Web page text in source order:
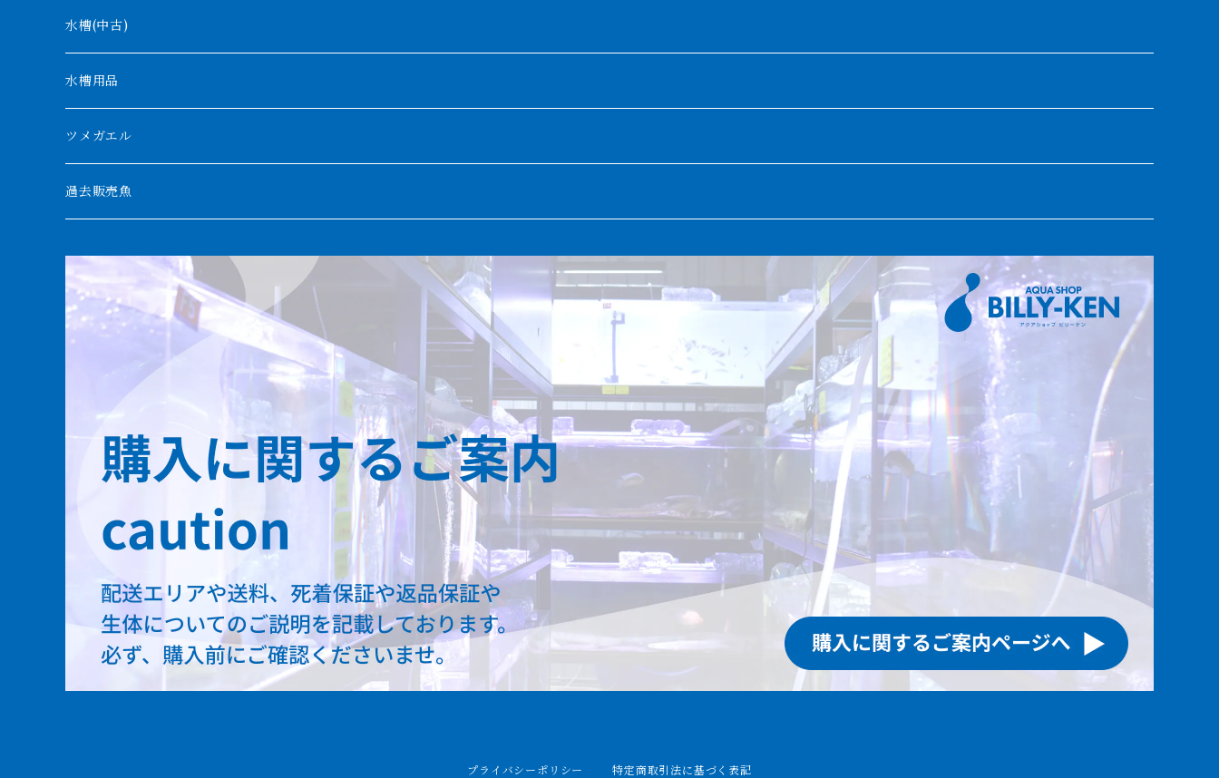
デルヘッジ
ザイールグリーン
パルマス
ポーリー
セネガルス
ナイル川
ナイジェリア
ブリードポリプ
アンソルギー
デルヘッジ
トゥジェルシー
1200mm以下
1500mm
1800mm
2000mm以上
水槽(中古)
水槽用品
ツメガエル
過去販売魚
プライバシーポリシー 特定商取引法に基づく表記